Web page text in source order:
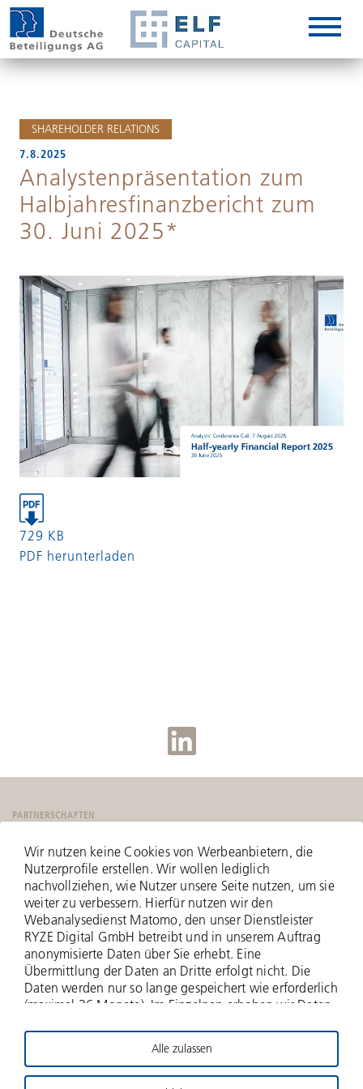
SHAREHOLDER RELATIONS
7.8.2025
Analystenpräsentation zum
Halbjahresfinanzbericht zum
30. Juni 2025*
729 KB
PDF herunterladen
PARTNERSCHAFTEN
© 2026 Deutsche Beteiligungs AG
Wir nutzen keine Cookies von Werbeanbietern, die
Nutzerprofile erstellen. Wir wollen lediglich
nachvollziehen, wie Nutzer unsere Seite nutzen, um sie
weiter zu verbessern. Hierfür nutzen wir den
Webanalysedienst Matomo, den unser Dienstleister
RYZE Digital GmbH betreibt und in unserem Auftrag
anonymisierte Daten über Sie erhebt. Eine
Übermittlung der Daten an Dritte erfolgt nicht. Die
Daten werden nur so lange gespeichert wie erforderlich
(maximal 36 Monate). Im Einzelnen erheben wir Daten
werden erfasst), zu aufgerufenen Webseiten und Ihrer
Verweildauer hierauf, Häufigkeit der Aufrufe, zu
Suchanfragen und Downloads, und über weitere
Alle zulassen